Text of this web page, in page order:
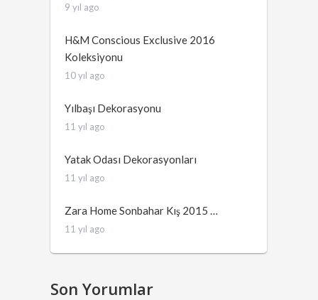
9 yıl ago
H&M Conscious Exclusive 2016
Koleksiyonu
10 yıl ago
Yılbaşı Dekorasyonu
11 yıl ago
Yatak Odası Dekorasyonları
11 yıl ago
Zara Home Sonbahar Kış 2015 …
11 yıl ago
Son Yorumlar